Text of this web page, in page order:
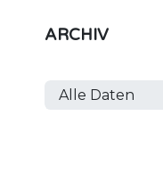
ARCHIV